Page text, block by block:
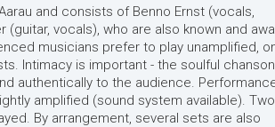
and consists of Benno Ernst (vocals,
(guitar, vocals), who are also known and
musicians prefer to play unamplified,
Intimacy is important - the soulful
authentically to the audience.
amplified (sound system available).
By arrangement, several sets are also